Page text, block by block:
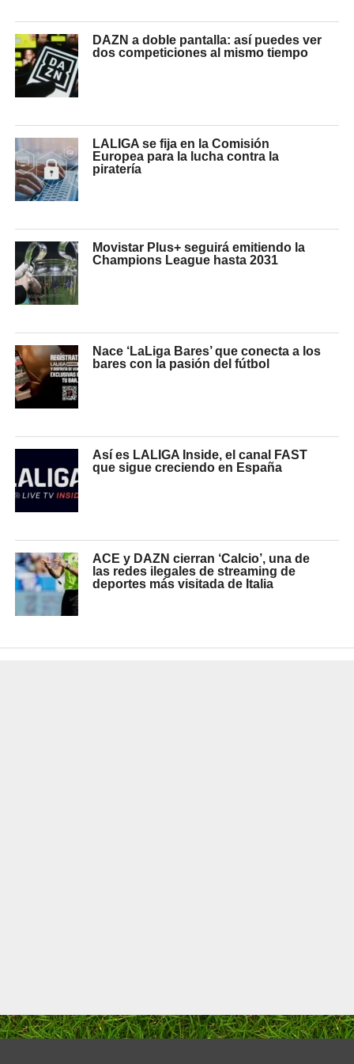
DAZN a doble pantalla: así puedes ver
dos competiciones al mismo tiempo
LALIGA se fija en la Comisión
Europea para la lucha contra la
piratería
Movistar Plus+ seguirá emitiendo la
Champions League hasta 2031
Nace ‘LaLiga Bares’ que conecta a los
bares con la pasión del fútbol
Así es LALIGA Inside, el canal FAST
que sigue creciendo en España
ACE y DAZN cierran ‘Calcio’, una de
las redes ilegales de streaming de
deportes más visitada de Italia